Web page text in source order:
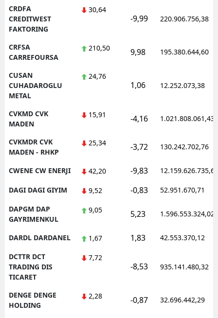
CRDFA
CREDITWEST
FAKTORING
30,64
-9,99 220.906.756,38
CRFSA
CARREFOURSA
210,50 9,98 195.380.644,60
CUSAN
CUHADAROGLU
METAL
24,76
1,06 12.252.073,38
CVKMD CVK
MADEN
15,91 -4,16 1.021.808.061,43
CVKMDR CVK
MADEN - RHKP
25,34 -3,72 130.242.702,76
CWENE CW ENERJI 42,20 -9,83 12.159.626.735,62
DAGI DAGI GIYIM 9,52 -0,83 52.951.670,71
DAPGM DAP
GAYRIMENKUL
9,05 5,23 1.596.553.324,02
DARDL DARDANEL 1,67 1,83 42.553.370,12
DCTTR DCT
TRADING DIS
TICARET
7,72
-8,53 935.141.480,32
DENGE DENGE
HOLDING
2,28 -0,87 32.696.442,29